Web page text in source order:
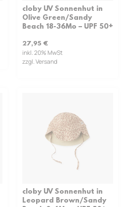
cloby UV Sonnenhut in
Olive Green/Sandy
Beach 18-36Mo – UPF 50+
27,95 €
inkl. 20% MwSt
zzgl. Versand
cloby UV Sonnenhut in
Leopard Brown/Sandy